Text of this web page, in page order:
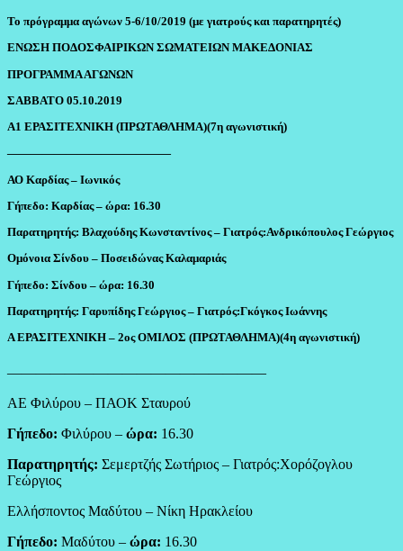
Το πρόγραμμα αγώνων 5-6/10/2019 (με γιατρούς και παρατηρητές)
ΕΝΩΣΗ ΠΟΔΟΣΦΑΙΡΙΚΩΝ ΣΩΜΑΤΕΙΩΝ ΜΑΚΕΔΟΝΙΑΣ
ΠΡΟΓΡΑΜΜΑ ΑΓΩΝΩΝ
ΣΑΒΒΑΤΟ 05.10.2019
Α1 ΕΡΑΣΙΤΕΧΝΙΚΗ (ΠΡΩΤΑΘΛΗΜΑ)(7η αγωνιστική)
——————————————
ΑΟ Καρδίας – Ιωνικός
Γήπεδο: Καρδίας – ώρα: 16.30
Παρατηρητής: Βλαχούδης Κωνσταντίνος – Γιατρός:Ανδρικόπουλος Γεώργιος
Ομόνοια Σίνδου – Ποσειδώνας Καλαμαριάς
Γήπεδο: Σίνδου – ώρα: 16.30
Παρατηρητής: Γαρυπίδης Γεώργιος – Γιατρός:Γκόγκος Ιωάννης
Α ΕΡΑΣΙΤΕΧΝΙΚΗ – 2ος ΟΜΙΛΟΣ (ΠΡΩΤΑΘΛΗΜΑ)(4η αγωνιστική)
——————————————————
ΑΕ Φιλύρου – ΠΑΟΚ Σταυρού
Γήπεδο: Φιλύρου – ώρα: 16.30
Παρατηρητής: Σεμερτζής Σωτήριος – Γιατρός:Χορόζογλου
Γεώργιος
Ελλήσποντος Μαδύτου – Νίκη Ηρακλείου
Γήπεδο: Μαδύτου – ώρα: 16.30